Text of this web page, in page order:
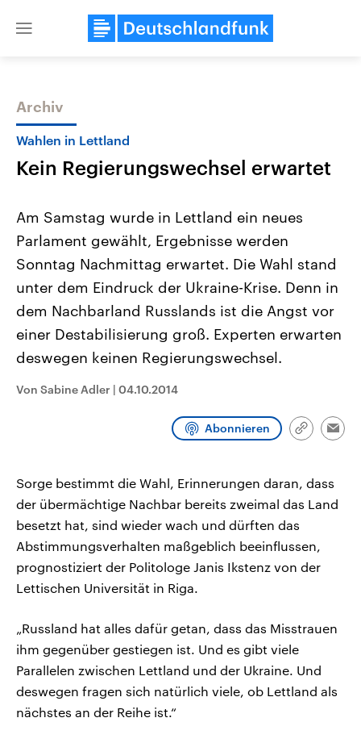
Close
Themen
Landtagswahl Sachsen-Anhalt
2026
Alle Informationen
Sachsen-Anhalt wählt am 6.
September 2026 einen neuen
Landtag. Seit 2021 wird das
Bundesland von einer Koalition aus
Umfragen, Prognosen,
Wahlprogramme, aktuelle Berichte
und Kandidaten der anstehenden
USA
Aktuelle Beiträge,
Hintergründe
Wirtschaftlich und
gehören die Vereinigten
den mächtigsten Ländern
mit großem Einfluss auf
Archiv
Wahlen in Lettland
Kein Regierungswechsel erwartet
Am Samstag wurde in Lettland ein neues
Parlament gewählt, Ergebnisse werden
Sonntag Nachmittag erwartet. Die Wahl stand
unter dem Eindruck der Ukraine-Krise. Denn in
dem Nachbarland Russlands ist die Angst vor
einer Destabilisierung groß. Experten erwarten
deswegen keinen Regierungswechsel.
Von Sabine Adler | 04.10.2014
Abonnieren
Link
Sorge bestimmt die Wahl, Erinnerungen daran, dass
der übermächtige Nachbar bereits zweimal das Land
besetzt hat, sind wieder wach und dürften das
Abstimmungsverhalten maßgeblich beeinflussen,
prognostiziert der Politologe Janis Ikstenz von der
Lettischen Universität in Riga.
„Russland hat alles dafür getan, dass das Misstrauen
ihm gegenüber gestiegen ist. Und es gibt viele
Parallelen zwischen Lettland und der Ukraine. Und
deswegen fragen sich natürlich viele, ob Lettland als
nächstes an der Reihe ist.“